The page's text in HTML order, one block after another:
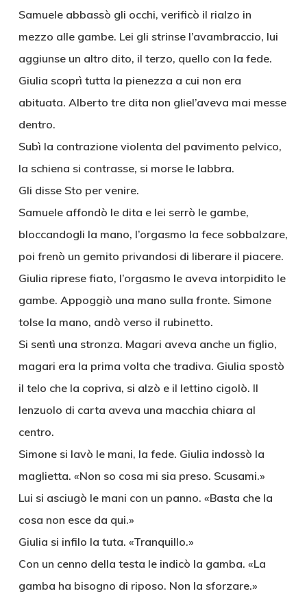
Samuele abbassò gli occhi, verificò il rialzo in
mezzo alle gambe. Lei gli strinse l’avambraccio, lui
aggiunse un altro dito, il terzo, quello con la fede.
Giulia scoprì tutta la pienezza a cui non era
abituata. Alberto tre dita non gliel’aveva mai messe
dentro.
Subì la contrazione violenta del pavimento pelvico,
la schiena si contrasse, si morse le labbra.
Gli disse Sto per venire.
Samuele affondò le dita e lei serrò le gambe,
bloccandogli la mano, l’orgasmo la fece sobbalzare,
poi frenò un gemito privandosi di liberare il piacere.
Giulia riprese fiato, l’orgasmo le aveva intorpidito le
gambe. Appoggiò una mano sulla fronte. Simone
tolse la mano, andò verso il rubinetto.
Si sentì una stronza. Magari aveva anche un figlio,
magari era la prima volta che tradiva. Giulia spostò
il telo che la copriva, si alzò e il lettino cigolò. Il
lenzuolo di carta aveva una macchia chiara al
centro.
Simone si lavò le mani, la fede. Giulia indossò la
maglietta. «Non so cosa mi sia preso. Scusami.»
Lui si asciugò le mani con un panno. «Basta che la
cosa non esce da qui.»
Giulia si infilo la tuta. «Tranquillo.»
Con un cenno della testa le indicò la gamba. «La
gamba ha bisogno di riposo. Non la sforzare.»